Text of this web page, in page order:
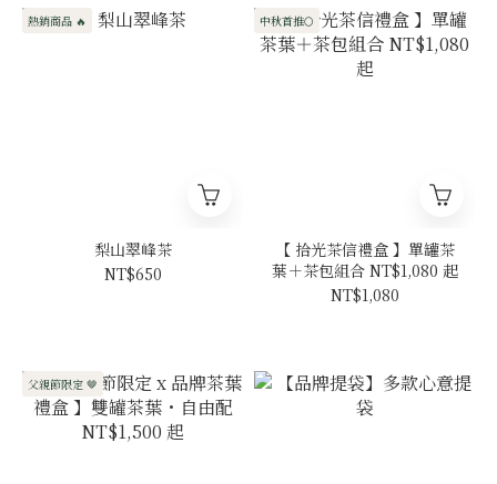
熱銷商品 🔥
梨山翠峰茶
NT$650
中秋首推🌕
【 拾光茶信禮盒 】單罐茶
葉＋茶包組合 NT$1,080 起
NT$1,080
父親節限定 🤎